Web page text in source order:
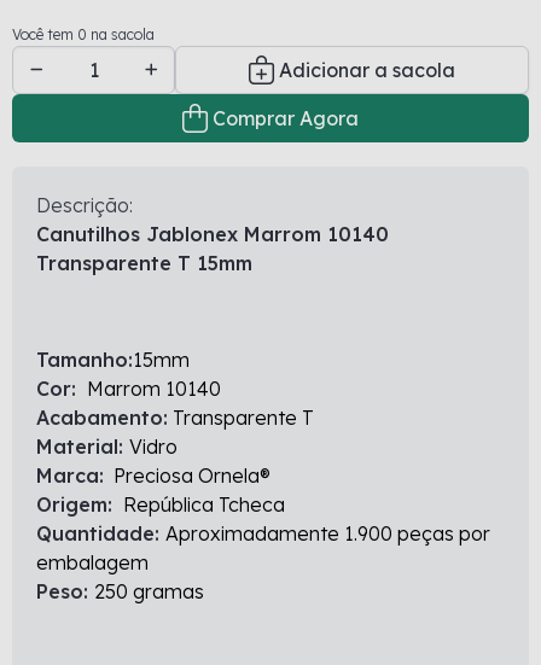
Você tem 0 na sacola
Adicionar a sacola
Comprar Agora
Descrição:
Canutilhos Jablonex Marrom 10140
Transparente T 15mm
Tamanho:15mm
Cor: Marrom 10140
Acabamento: Transparente T
Material: Vidro
Marca: Preciosa Ornela®
Origem: República Tcheca
Quantidade: Aproximadamente 1.900 peças por
embalagem
Peso: 250 gramas